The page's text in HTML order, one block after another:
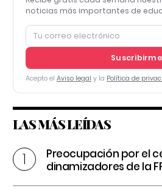
noticias más importantes de
Suscribirme
Acepto el Aviso legal y la Política de
LAS MÁS LEÍDAS
Preocupación por el
dinamizadores de la